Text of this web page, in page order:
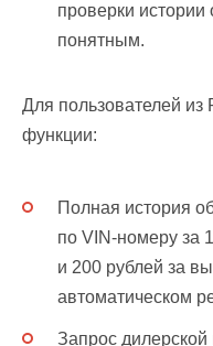
проверки
понятным.
Для пользователей
функции:
Полная история
по VIN-номеру за
и 200 рублей за
автоматическом
Запрос дилерской